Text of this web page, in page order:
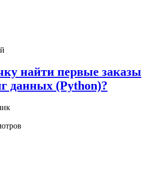
найти первые заказы
данных (Python)?